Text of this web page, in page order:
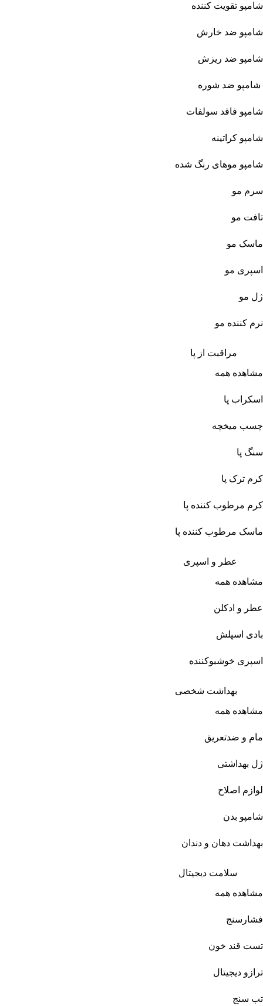
شامپو تقویت کننده
شامپو ضد خارش
شامپو ضد ریزش
شامپو ضد شوره
شامپو فاقد سولفات
شامپو کراتینه
شامپو موهای رنگ شده
سرم مو
تافت مو
ماسک مو
اسپری مو
ژل مو
نرم کننده مو
مراقبت از پا
مشاهده همه
اسکراب پا
چسب میخچه
سنگ پا
کرم ترک پا
کرم مرطوب کننده پا
ماسک مرطوب کننده پا
عطر و اسپری
مشاهده همه
عطر و ادکلن
بادی اسپلش
اسپری خوشبوکننده
بهداشت شخصی
مشاهده همه
مام و ضدتعریق
ژل بهداشتی
لوازم اصلاح
شامپو بدن
بهداشت دهان و دندان
سلامت دیجیتال
مشاهده همه
فشارسنج
تست قند خون
ترازو دیجیتال
تب سنج